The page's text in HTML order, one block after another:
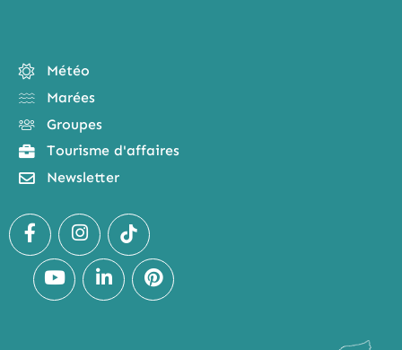
Météo
Marées
Groupes
Tourisme d'affaires
Newsletter